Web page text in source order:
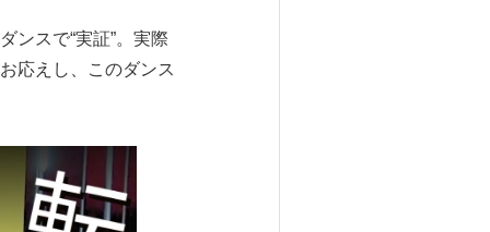
ンスで“実証”。実際
応えし、このダンス